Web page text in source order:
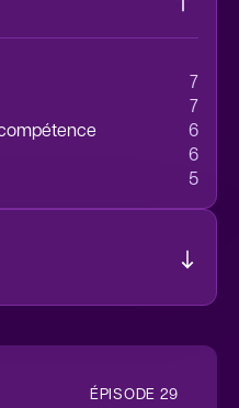
7
7
6
6
5
ÉPISODE 29